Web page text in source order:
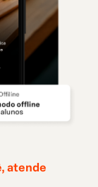
atende